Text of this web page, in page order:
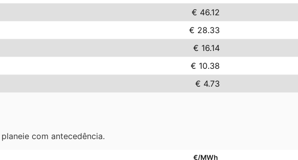
€ 46.12
€ 28.33
€ 16.14
€ 10.38
€ 4.73
com antecedência.
€/MWh